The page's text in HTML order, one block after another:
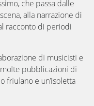
che passa dalle
alla narrazione di
racconto di periodi
di musicisti e
pubblicazioni di
friulano e un’isoletta